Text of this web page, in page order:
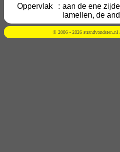
Oppervlak
: aan de ene
lamellen, de
© 2006 - 2026 strandvondsten.nl